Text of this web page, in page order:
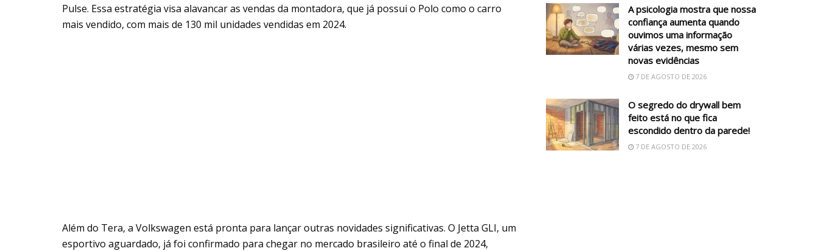
Pulse. Essa estratégia visa alavancar as vendas da montadora, que já possui o Polo como o carro
mais vendido, com mais de 130 mil unidades vendidas em 2024.
Além do Tera, a Volkswagen está pronta para lançar outras novidades significativas. O Jetta GLI, um
esportivo aguardado, já foi confirmado para chegar no mercado brasileiro até o final de 2024,
A psicologia mostra que nossa
confiança aumenta quando
ouvimos uma informação
várias vezes, mesmo sem
novas evidências
7 DE AGOSTO DE 2026
O segredo do drywall bem
feito está no que fica
escondido dentro da parede!
7 DE AGOSTO DE 2026